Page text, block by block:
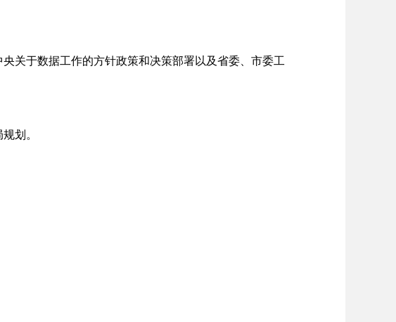
于数据工作的方针政策和决策部署以及省委、市委工
划。